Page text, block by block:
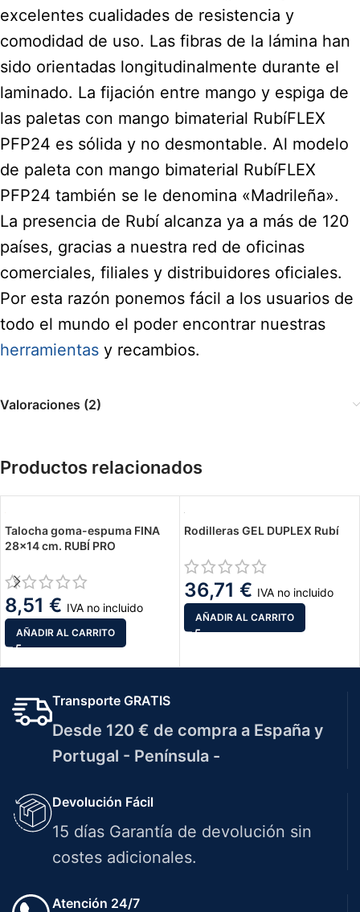
excelentes cualidades de resistencia y
comodidad de uso. Las fibras de la lámina han
sido orientadas longitudinalmente durante el
laminado. La fijación entre mango y espiga de
las paletas con mango bimaterial RubíFLEX
PFP24 es sólida y no desmontable. Al modelo
de paleta con mango bimaterial RubíFLEX
PFP24 también se le denomina «Madrileña».
La presencia de Rubí alcanza ya a más de 120
países, gracias a nuestra red de oficinas
comerciales, filiales y distribuidores oficiales.
Por esta razón ponemos fácil a los usuarios de
todo el mundo el poder encontrar nuestras
herramientas y recambios.
Valoraciones (2)
Productos relacionados
Talocha goma-espuma FINA
28×14 cm. RUBÍ PRO
8,51 € IVA no incluido
AÑADIR AL CARRITO
Rodilleras GEL DUPLEX Rubí
36,71 € IVA no incluido
AÑADIR AL CARRITO
Transporte GRATIS
Desde 120 € de compra a España y
Portugal - Península -
Devolución Fácil
15 días Garantía de devolución sin
costes adicionales.
Atención 24/7